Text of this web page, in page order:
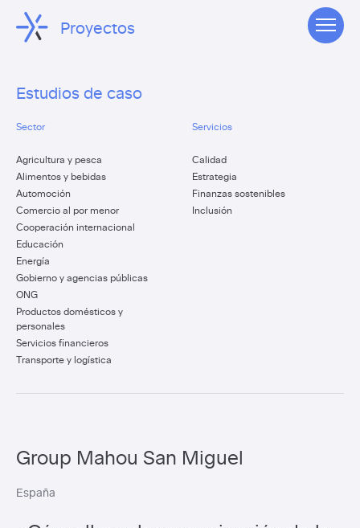
Proyectos
Estudios de caso
Sector
Agricultura y pesca
Alimentos y bebidas
Automoción
Comercio al por menor
Cooperación internacional
Educación
Energía
Gobierno y agencias públicas
ONG
Productos domésticos y
personales
Servicios financieros
Transporte y logística
Servicios
Calidad
Estrategia
Finanzas sostenibles
Inclusión
Group Mahou San Miguel
España